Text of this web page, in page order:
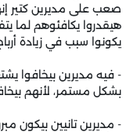
صعب على مديرين كتير
هيقدروا يكافئوهم لما
يكونوا سبب في زيادة
- فيه مديرين بيخافوا
بشكل مستمر، لأنهم
- مديرين تانيين بيكون